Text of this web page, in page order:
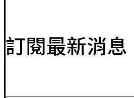
訂閱最新消息